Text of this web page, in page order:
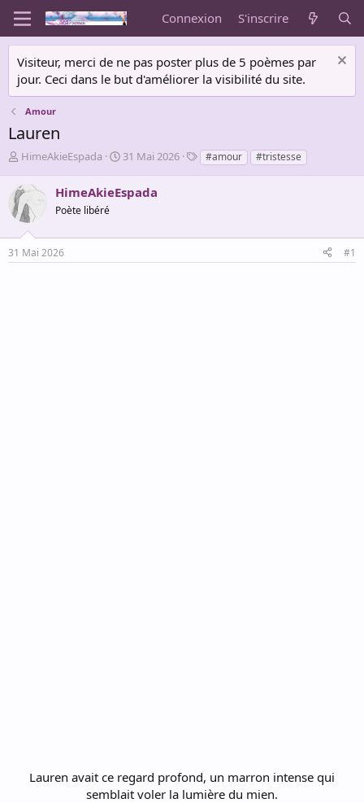
Connexion S'inscrire
Visiteur, merci de ne pas poster plus de 5 poèmes par
jour. Ceci dans le but d'améliorer la visibilité du site.
Amour
Lauren
A
t
e
u
d
e
HimeAkieEspada
D
e
d
31 Mai 2026
T
a
#amour #tristesse
HimeAkieEspada
Poète libéré
31 Mai 2026 #1
Lauren avait ce regard profond, un marron intense qui
semblait voler la lumière du mien.